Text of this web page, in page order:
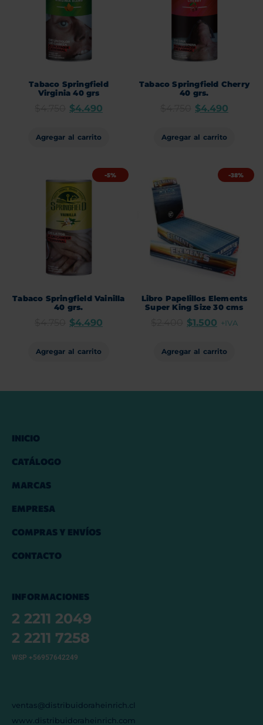
Tabaco Springfield
Virginia 40 grs
$4.490
Agregar al carrito
Tabaco Springfield Cherry
40 grs.
$4.490
Agregar al carrito
-5%
Tabaco Springfield Vainilla
40 grs.
$4.490
Agregar al carrito
-38%
Libro Papelillos Elements
Super King Size 30 cms
$1.500 +IVA
Agregar al carrito
INICIO
CATÁLOGO
MARCAS
EMPRESA
COMPRAS Y ENVÍOS
CONTACTO
INFORMACIONES
2 2211 2049
2 2211 7258
WSP +56957642249
ventas@distribuidoraheinrich.cl
www.distribuidoraheinrich.com